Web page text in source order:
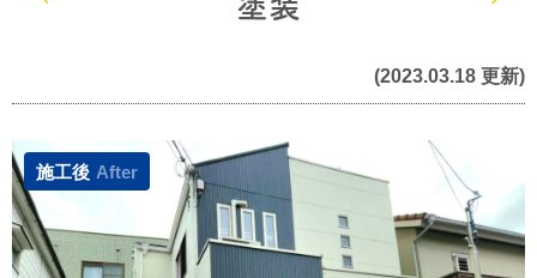
(2023.03.18 更新)
施工後 After